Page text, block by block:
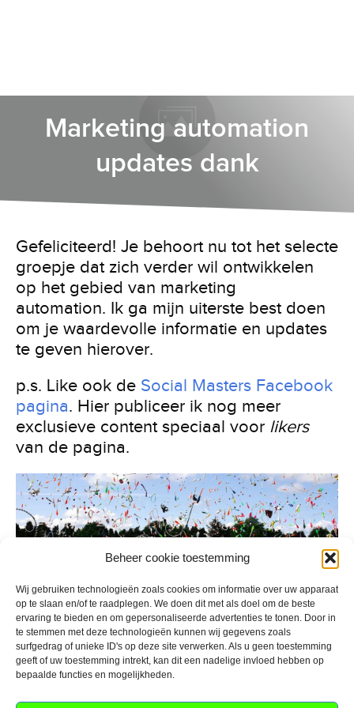
Beheer cookie toestemming
Wij gebruiken technologieën zoals cookies om informatie over uw apparaat
op te slaan en/of te raadplegen. We doen dit met als doel om de beste
ervaring te bieden en om gepersonaliseerde advertenties te tonen. Door in
te stemmen met deze technologieën kunnen wij gegevens zoals
surfgedrag of unieke ID's op deze site verwerken. Als u geen toestemming
geeft of uw toestemming intrekt, kan dit een nadelige invloed hebben op
bepaalde functies en mogelijkheden.
Marketing automation
updates dank
Gefeliciteerd! Je behoort nu tot het selecte
groepje dat zich verder wil ontwikkelen
op het gebied van marketing
automation. Ik ga mijn uiterste best doen
om je waardevolle informatie en updates
te geven hierover.
p.s. Like ook de Social Masters Facebook
pagina. Hier publiceer ik nog meer
exclusieve content speciaal voor likers
van de pagina.
Partners en aanbevolen tools: